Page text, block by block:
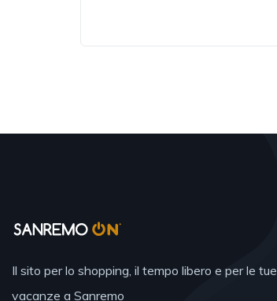
Il sito per lo shopping, il tempo libero e per le tue
vacanze a Sanremo